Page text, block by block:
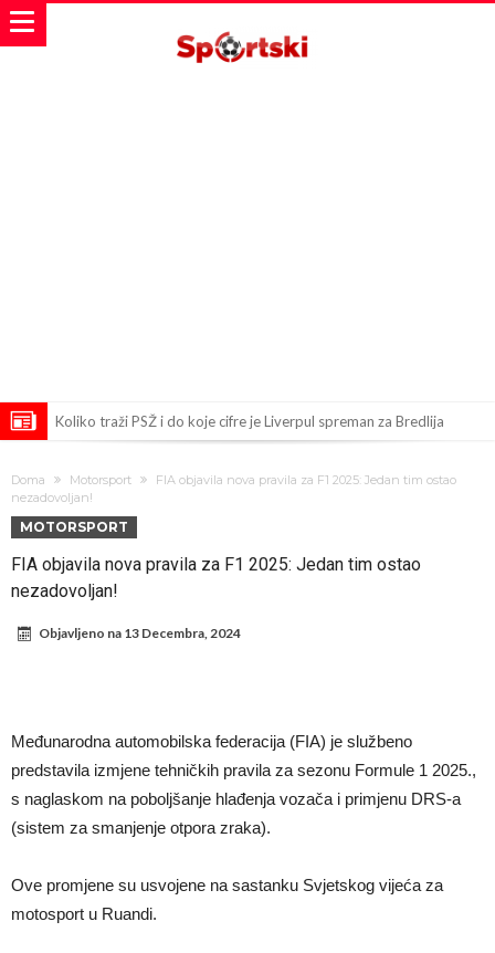
Koliko traži PSŽ i do koje cifre je Liverpul spreman za Bredlija
Direktor FIA o drami Formule 1: “Ne možemo da idemo toliko
daleko”
Prva ponuda za Leaa – odbijena!
Zašto je nepoznati italijanski petoligaš dobio čudesan stadion od 62
država traži pravdu
Doma Motorsport
FIA objavila nova pravila za F1 2025: Jedan tim ostao
nezadovoljan!
MOTORSPORT
FIA objavila nova pravila za F1 2025: Jedan tim ostao
nezadovoljan!
Objavljeno na 13 Decembra, 2024
Međunarodna automobilska federacija (FIA) je službeno
predstavila izmjene tehničkih pravila za sezonu Formule 1 2025.,
s naglaskom na poboljšanje hlađenja vozača i primjenu DRS-a
(sistem za smanjenje otpora zraka).
Ove promjene su usvojene na sastanku Svjetskog vijeća za
motosport u Ruandi.